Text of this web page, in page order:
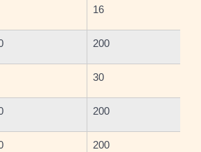
16
200
30
200
200